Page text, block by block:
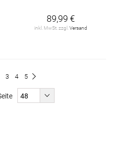
89,99 €
inkl. MwSt. zzgl. Versand
Seite
3 Seite
4 Seite
5